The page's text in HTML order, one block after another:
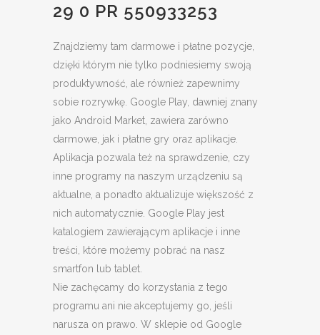
29 0 PR 550933253
Znajdziemy tam darmowe i płatne pozycje,
dzięki którym nie tylko podniesiemy swoją
produktywność, ale również zapewnimy
sobie rozrywkę. Google Play, dawniej znany
jako Android Market, zawiera zarówno
darmowe, jak i płatne gry oraz aplikacje.
Aplikacja pozwala też na sprawdzenie, czy
inne programy na naszym urządzeniu są
aktualne, a ponadto aktualizuje większość z
nich automatycznie. Google Play jest
katalogiem zawierającym aplikacje i inne
treści, które możemy pobrać na nasz
smartfon lub tablet.
Nie zachęcamy do korzystania z tego
programu ani nie akceptujemy go, jeśli
narusza on prawo. W sklepie od Google